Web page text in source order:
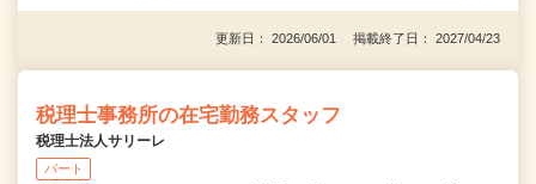
更新日： 2026/06/01 掲載終了日： 2027/04/23
税理士事務所の在宅勤務スタッフ
税理士法人サリーレ
パート